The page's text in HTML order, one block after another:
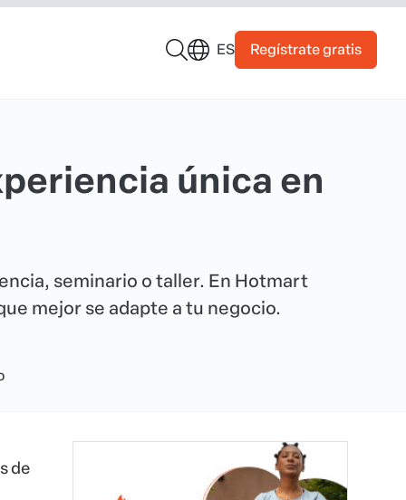
ES Regístrate gratis
única en
seminario o taller. En Hotmart
mejor se adapte a tu negocio.
de